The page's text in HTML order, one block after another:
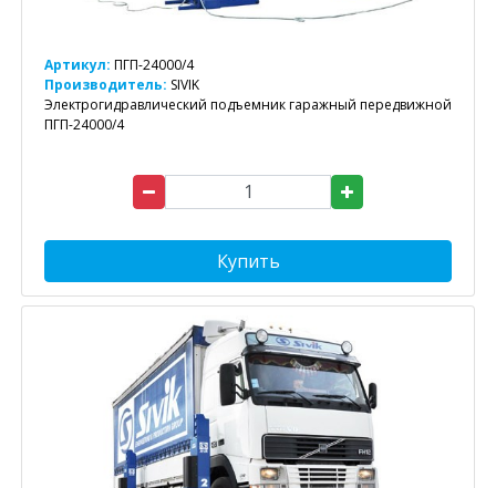
Артикул: ПГП-24000/4
Производитель: SIVIK
Электрогидравлический подъемник гаражный передвижной
ПГП-24000/4
Купить